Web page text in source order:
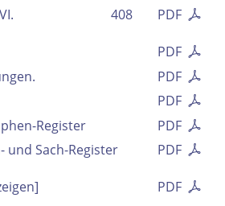
PDF
408
PDF
PDF
PDF
PDF
Register
PDF
und Sach-Register
PDF